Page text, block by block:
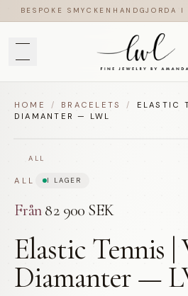
BESPOKE SMYCKEN HANDGJORDA
HOME / BRACELETS /
ELASTIC
DIAMANTER — LWL
ALL
ALL I LAGER
Från82 900 SEK
Elastic Tennis |
Diamanter —